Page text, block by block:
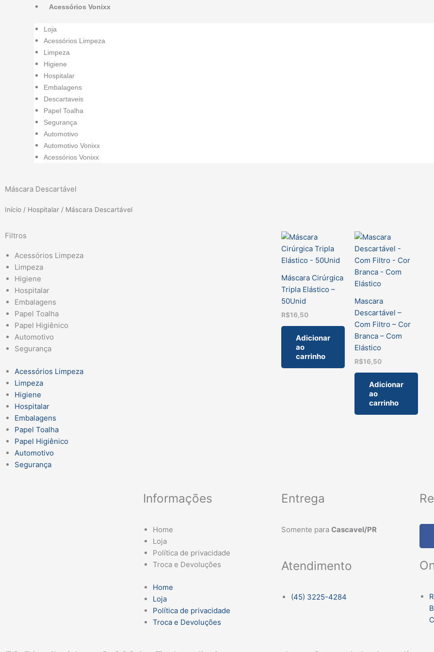
Acessórios Vonixx
Loja
Acessórios Limpeza
Limpeza
Higiene
Hospitalar
Embalagens
Descartaveis
Papel Toalha
Segurança
Automotivo
Automotivo Vonixx
Acessórios Vonixx
Máscara Descartável
Início / Hospitalar / Máscara Descartável
Filtros
Acessórios Limpeza
Limpeza
Higiene
Hospitalar
Embalagens
Papel Toalha
Papel Higiênico
Automotivo
Segurança
Acessórios Limpeza
Limpeza
Higiene
Hospitalar
Embalagens
Papel Toalha
Papel Higiênico
Automotivo
Segurança
Máscara Cirúrgica
Tripla Elástico –
50Unid
R$16,50
Adicionar
ao
carrinho
Mascara
Descartável –
Com Filtro – Cor
Branca – Com
Elástico
R$16,50
Adicionar
ao
carrinho
Informações
Home
Loja
Política de privacidade
Troca e Devoluções
Home
Loja
Política de privacidade
Troca e Devoluções
Entrega
Somente para Cascavel/PR
Atendimento
(45) 3225-4284
o